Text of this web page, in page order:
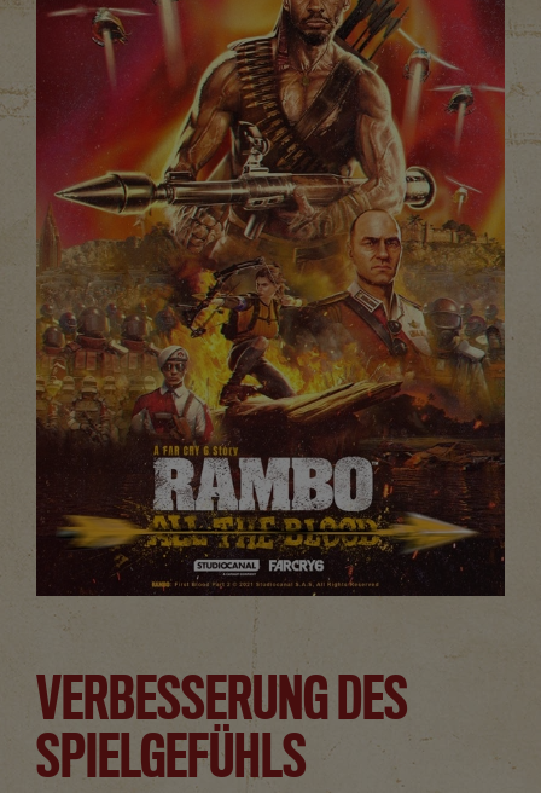
VERBESSERUNG DES
SPIELGEFÜHLS